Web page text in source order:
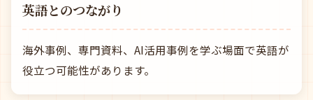
英語とのつながり
海外事例、専門資料、AI活用事例を学ぶ場面で英語が
役立つ可能性があります。